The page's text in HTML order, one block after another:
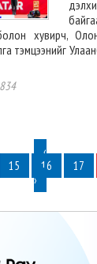
хувирч,
тэмцээнийг
834
‹
15 16 17
›